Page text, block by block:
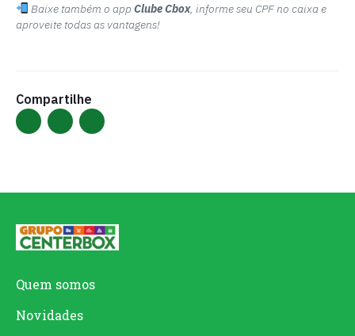
Baixe também o appClube Cbox, informe seu CPF no caixa e
aproveite todas as vantagens!
Compartilhe
Quem somos
Novidades